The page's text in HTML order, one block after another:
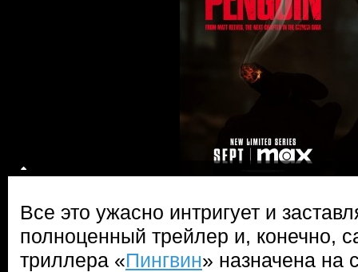
Все это ужасно интригует и
полноценный трейлер и, конечно,
триллера «Пингвин» назначена на